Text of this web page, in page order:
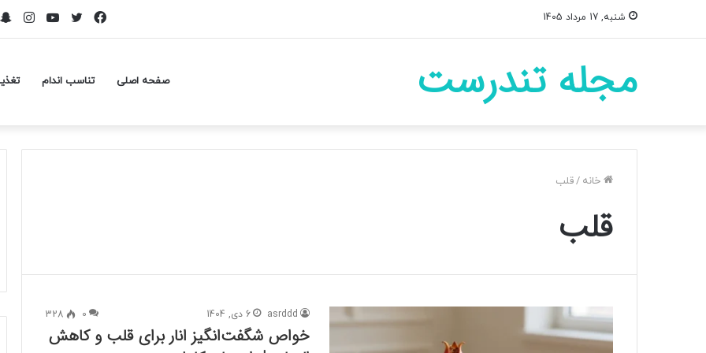
شنبه, 17 مرداد 1405 یوتیوب توییتر
فیسبوک
مجله تندرست صفحه اصلی تناسب اندام
خانه /قلب
قلب
asrddd 6 دی, 1404 0
328
خواص شگفت‌انگیز انار برای قلب و کاهش